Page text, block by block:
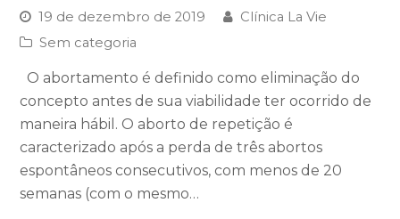
19 de dezembro de 2019
Clínica La Vie
Sem categoria
O abortamento é definido como eliminação do
concepto antes de sua viabilidade ter ocorrido de
maneira hábil. O aborto de repetição é
caracterizado após a perda de três abortos
espontâneos consecutivos, com menos de 20
semanas (com o mesmo…